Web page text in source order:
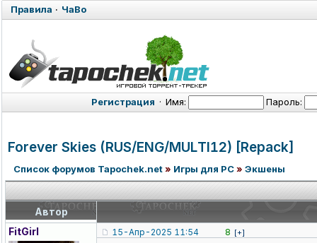
Правила · ЧаВо
Регистрация · Имя: Пароль:
Forever Skies (RUS/ENG/MULTI12) [Repack]
Список форумов Tapochek.net» Игры для PC» Экшены
Автор
FitGirl
15-Апр-2025 11:54 8 [+]